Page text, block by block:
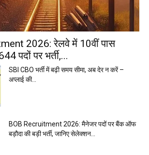
2026: रेलवे में 10वीं पास
पदों पर भर्ती,...
SBI CBO भर्ती में बढ़ी समय सीमा, अब देर न करें –
अप्लाई की...
BOB Recruitment 2026: मैनेजर पदों पर बैंक ऑफ
बड़ौदा की बड़ी भर्ती, जानिए सेलेक्शन...